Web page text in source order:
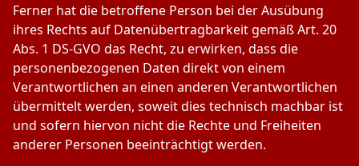
Ferner hat die betroffene Person bei der Ausübung
ihres Rechts auf Datenübertragbarkeit gemäß Art. 20
Abs. 1 DS-GVO das Recht, zu erwirken, dass die
personenbezogenen Daten direkt von einem
Verantwortlichen an einen anderen Verantwortlichen
übermittelt werden, soweit dies technisch machbar ist
und sofern hiervon nicht die Rechte und Freiheiten
anderer Personen beeinträchtigt werden.